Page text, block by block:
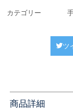
カテゴリー
ツ
商品詳細